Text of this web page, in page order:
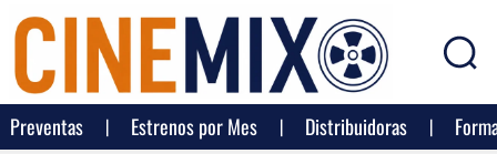
Preventas Estrenos por Mes Distribuidoras